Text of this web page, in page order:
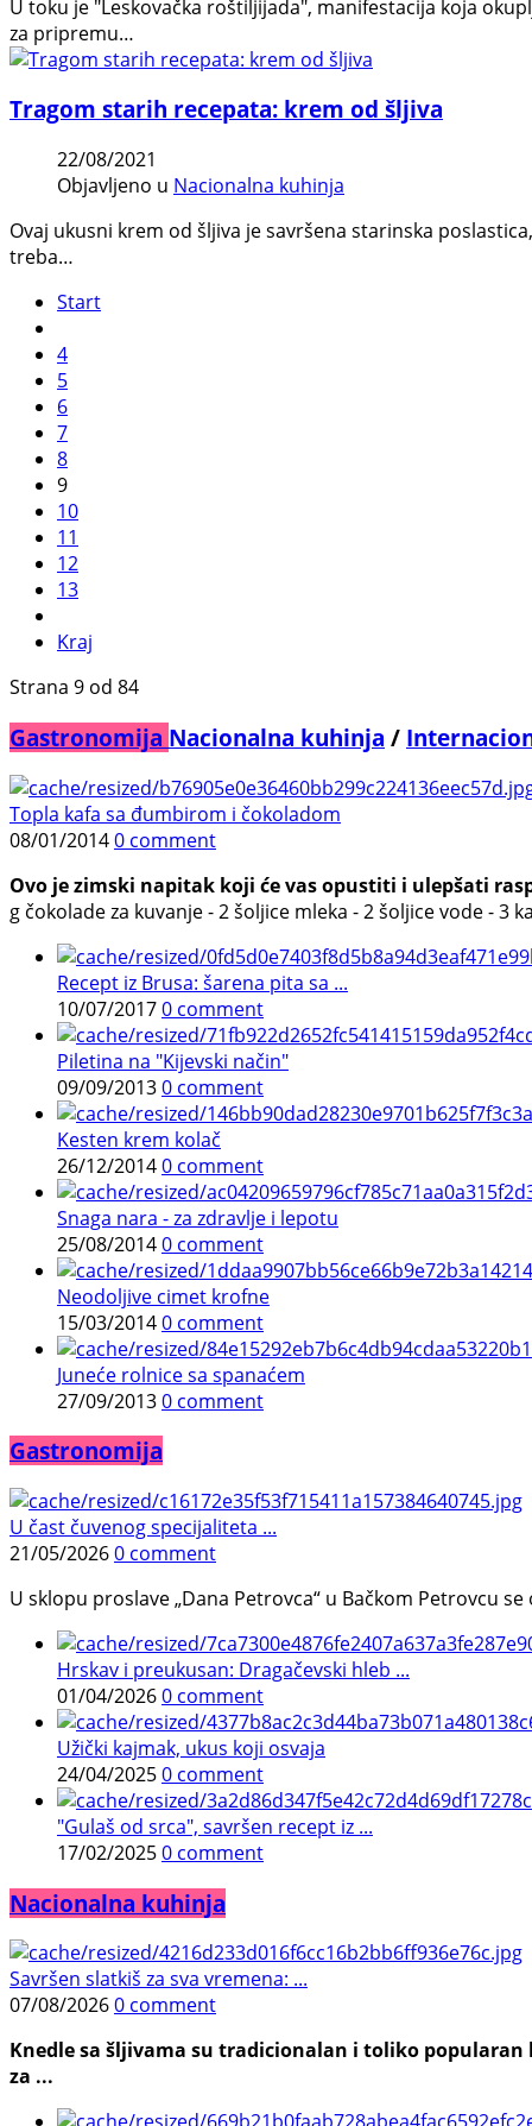
U toku je "Leskovačka roštiljijada", manifestacija koja
za pripremu…
Tragom starih recepata: krem od šljiva
22/08/2021
Objavljeno u Nacionalna kuhinja
Ovaj ukusni krem od šljiva je savršena starinska
treba…
Start
4
5
6
7
8
9
10
11
12
13
Kraj
Strana 9 od 84
Gastronomija Nacionalna kuhinja /
Topla kafa sa đumbirom i čokoladom
08/01/20140 comment
Ovo je zimski napitak koji će vas opustiti i ulepšati
g čokolade za kuvanje - 2 šoljice mleka - 2 šoljice vode - 3
Recept iz Brusa: šarena pita sa ...
10/07/20170 comment
Piletina na "Kijevski način"
09/09/20130 comment
Kesten krem kolač
26/12/20140 comment
Snaga nara - za zdravlje i lepotu
25/08/20140 comment
Neodoljive cimet krofne
15/03/20140 comment
Juneće rolnice sa spanaćem
27/09/20130 comment
Gastronomija
U čast čuvenog specijaliteta ...
21/05/20260 comment
U sklopu proslave „Dana Petrovca“ u Bačkom Petrovcu
Hrskav i preukusan: Dragačevski hleb ...
01/04/20260 comment
Užički kajmak, ukus koji osvaja
24/04/20250 comment
"Gulaš od srca", savršen recept iz ...
17/02/20250 comment
Nacionalna kuhinja
Savršen slatkiš za sva vremena: ...
07/08/20260 comment
Knedle sa šljivama su tradicionalan i toliko popularan
za ...